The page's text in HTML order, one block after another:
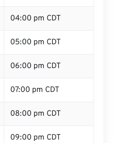
04:00 pm CDT
05:00 pm CDT
06:00 pm CDT
07:00 pm CDT
08:00 pm CDT
09:00 pm CDT